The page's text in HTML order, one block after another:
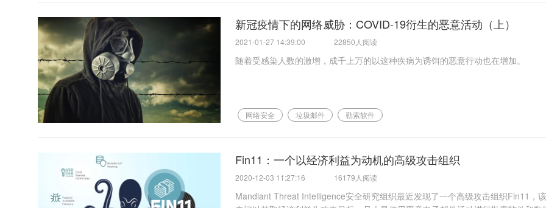
新冠疫情下的网络威胁：COVID-19衍生的恶意活动（上）
2021-01-27 14:39:00 22850人阅读
随着受感染人数的激增，成千上万的以这种疾病为诱饵的恶意行动也在增加。
网络安全 垃圾邮件 勒索软件
Fin11：一个以经济利益为动机的高级攻击组织
2020-12-03 11:27:16 16179人阅读
Mandiant Threat Intelligence安全研究组织最近发现了一个高级攻击组织Fin11，